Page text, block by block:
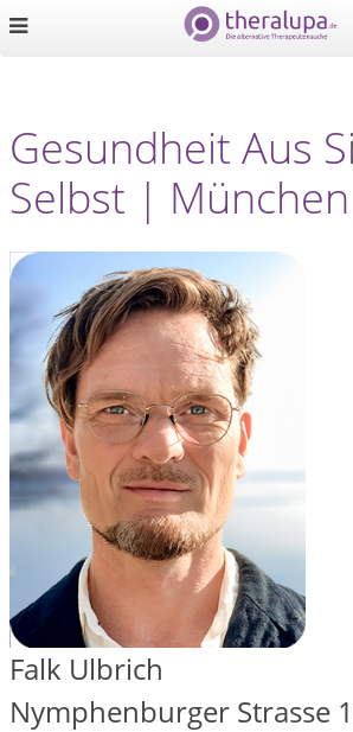
Gesundheit Aus
Selbst | München
Falk Ulbrich
Nymphenburger Strasse